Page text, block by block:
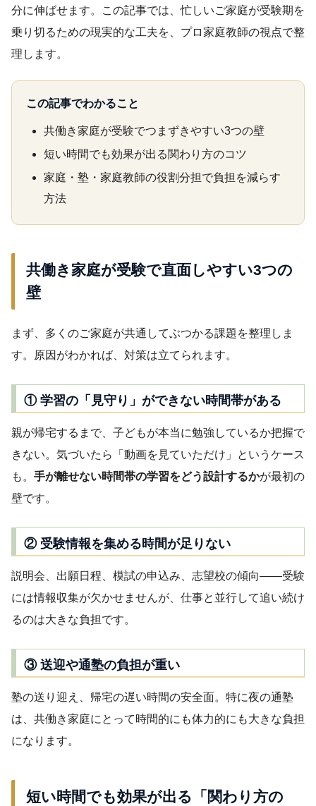
分に伸ばせます。この記事では、忙しいご家庭が受験期を
乗り切るための現実的な工夫を、プロ家庭教師の視点で整
理します。
この記事でわかること
共働き家庭が受験でつまずきやすい3つの壁
短い時間でも効果が出る関わり方のコツ
家庭・塾・家庭教師の役割分担で負担を減らす
方法
共働き家庭が受験で直面しやすい3つの
壁
まず、多くのご家庭が共通してぶつかる課題を整理しま
す。原因がわかれば、対策は立てられます。
① 学習の「見守り」ができない時間帯がある
親が帰宅するまで、子どもが本当に勉強しているか把握で
きない。気づいたら「動画を見ていただけ」というケース
も。 手が離せない時間帯の学習をどう設計するかが最初の
壁です。
② 受験情報を集める時間が足りない
説明会、出願日程、模試の申込み、志望校の傾向——受験
には情報収集が欠かせませんが、仕事と並行して追い続け
るのは大きな負担です。
③ 送迎や通塾の負担が重い
塾の送り迎え、帰宅の遅い時間の安全面。特に夜の通塾
は、共働き家庭にとって時間的にも体力的にも大きな負担
になります。
短い時間でも効果が出る「関わり方の